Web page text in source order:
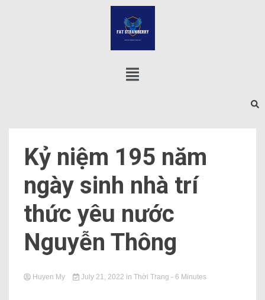
Kỷ niệm 195 năm
ngày sinh nhà trí
thức yêu nước
Nguyễn Thông
Huyen My July 21, 2022 in Thời Trang - 6 Minutes